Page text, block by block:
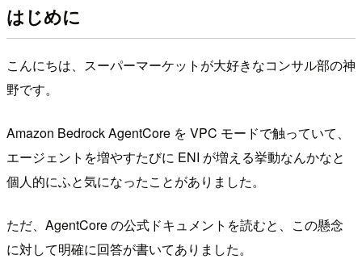
はじめに
こんにちは、スーパーマーケットが大好きなコンサル部の神
野です。
Amazon Bedrock AgentCore を VPC モードで触っていて、
エージェントを増やすたびに ENI が増える挙動なんかなと
個人的にふと気になったことがありました。
ただ、AgentCore の公式ドキュメントを読むと、この懸念
に対して明確に回答が書いてありました。